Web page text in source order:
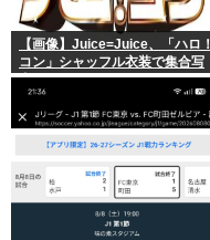
【画像】Juice=Juice、「ハロ！
コン」シャッフル衣装で集合写
真